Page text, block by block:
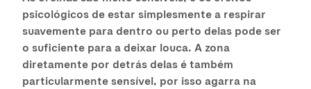
psicológicos de estar simplesmente a respirar
suavemente para dentro ou perto delas pode ser
o suficiente para a deixar louca. A zona
diretamente por detrás delas é também
particularmente sensível, por isso agarra na